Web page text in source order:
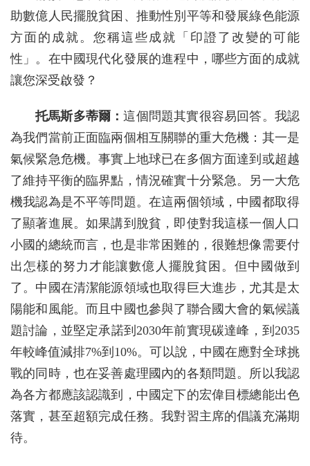
助數億人民擺脫貧困、推動性別平等和發展綠色能源
方面的成就。您稱這些成就「印證了改變的可能
性」。在中國現代化發展的進程中，哪些方面的成就
讓您深受啟發？
托馬斯多蒂爾：這個問題其實很容易回答。我認
為我們當前正面臨兩個相互關聯的重大危機：其一是
氣候緊急危機。事實上地球已在多個方面達到或超越
了維持平衡的臨界點，情況確實十分緊急。另一大危
機我認為是不平等問題。在這兩個領域，中國都取得
了顯著進展。如果講到脫貧，即使對我這樣一個人口
小國的總統而言，也是非常困難的，很難想像需要付
出怎樣的努力才能讓數億人擺脫貧困。但中國做到
了。中國在清潔能源領域也取得巨大進步，尤其是太
陽能和風能。而且中國也參與了聯合國大會的氣候議
題討論，並堅定承諾到2030年前實現碳達峰，到2035
年較峰值減排7%到10%。可以說，中國在應對全球挑
戰的同時，也在妥善處理國內的各類問題。所以我認
為各方都應該認識到，中國定下的宏偉目標總能出色
落實，甚至超額完成任務。我對習主席的倡議充滿期
待。